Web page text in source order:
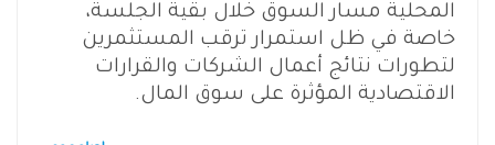
المحلية مسار السوق خلال بقية الجلسة،
خاصة في ظل استمرار ترقب المستثمرين
لتطورات نتائج أعمال الشركات والقرارات
الاقتصادية المؤثرة على سوق المال.